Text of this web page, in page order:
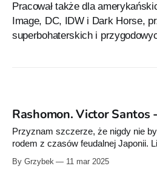
Pracował także dla
Image, DC, IDW i Dark Horse,
superbohaterskich i
Rashomon. Victor Santos
Przyznam szczerze, że nigdy nie
rodem z czasów feudalnej Japonii.
temu okresowi jakoś mnie nie
filmów Kurosawy obejrzałem wieki
By Grzybek 11 mar 2025